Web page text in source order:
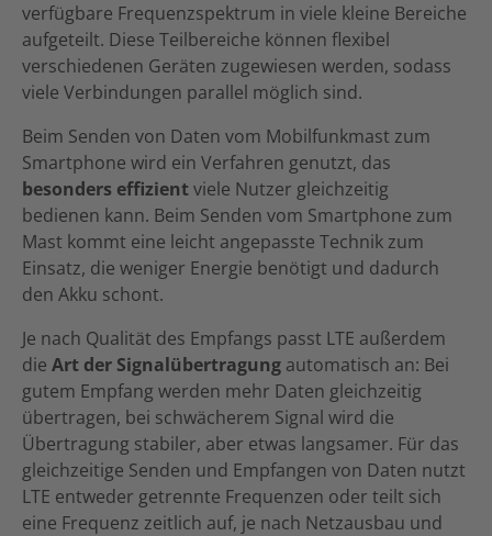
verfügbare Frequenzspektrum in viele kleine Bereiche
aufgeteilt. Diese Teilbereiche können flexibel
verschiedenen Geräten zugewiesen werden, sodass
viele Verbindungen parallel möglich sind.
Beim Senden von Daten vom Mobilfunkmast zum
Smartphone wird ein Verfahren genutzt, das
besonders effizientviele Nutzer gleichzeitig
bedienen kann. Beim Senden vom Smartphone zum
Mast kommt eine leicht angepasste Technik zum
Einsatz, die weniger Energie benötigt und dadurch
den Akku schont.
Je nach Qualität des Empfangs passt LTE außerdem
die Art der Signalübertragung automatisch an: Bei
gutem Empfang werden mehr Daten gleichzeitig
übertragen, bei schwächerem Signal wird die
Übertragung stabiler, aber etwas langsamer. Für das
gleichzeitige Senden und Empfangen von Daten nutzt
LTE entweder getrennte Frequenzen oder teilt sich
eine Frequenz zeitlich auf, je nach Netzausbau und